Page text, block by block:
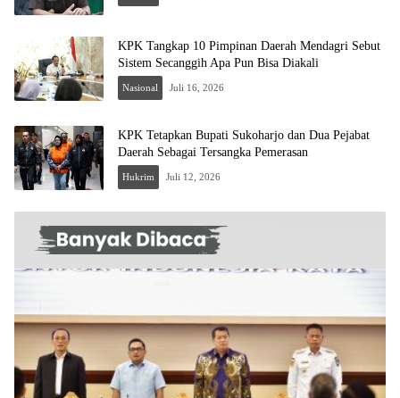
KPK Tangkap 10 Pimpinan Daerah Mendagri Sebut
Sistem Secanggih Apa Pun Bisa Diakali
Nasional Juli 16, 2026
KPK Tetapkan Bupati Sukoharjo dan Dua Pejabat
Daerah Sebagai Tersangka Pemerasan
Hukrim Juli 12, 2026